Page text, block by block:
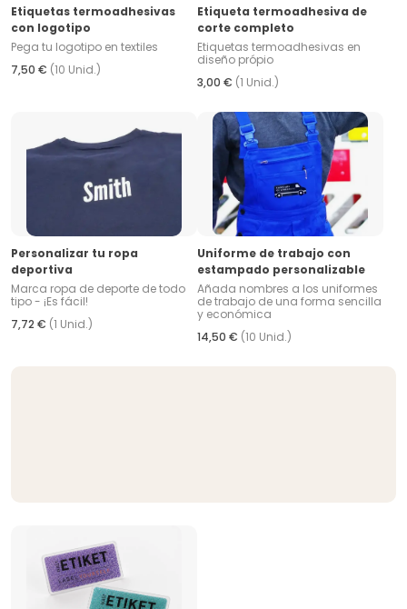
Etiquetas termoadhesivas
con logotipo
Pega tu logotipo en textiles
7,50 € (10 Unid.)
Etiqueta termoadhesiva de
corte completo
Etiquetas termoadhesivas en
diseño própio
3,00 € (1 Unid.)
Personalizar tu ropa
deportiva
Marca ropa de deporte de todo
tipo - ¡Es fácil!
7,72 € (1 Unid.)
Uniforme de trabajo con
estampado personalizable
Añada nombres a los uniformes
de trabajo de una forma sencilla
y económica
14,50 € (10 Unid.)